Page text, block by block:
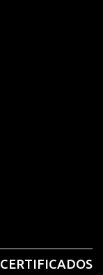
CERTIFICADOS